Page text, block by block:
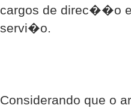
cargos de direc��o
servi�o.
Considerando que o